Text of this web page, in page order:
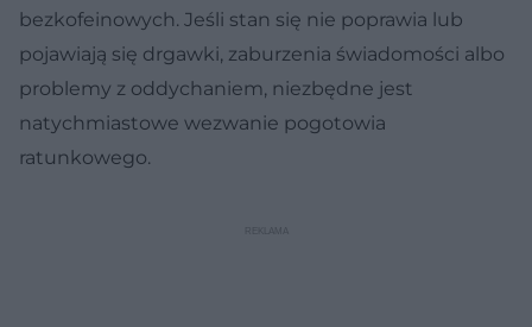
bezkofeinowych. Jeśli stan się nie poprawia lub
pojawiają się drgawki, zaburzenia świadomości albo
problemy z oddychaniem, niezbędne jest
natychmiastowe wezwanie pogotowia
ratunkowego.